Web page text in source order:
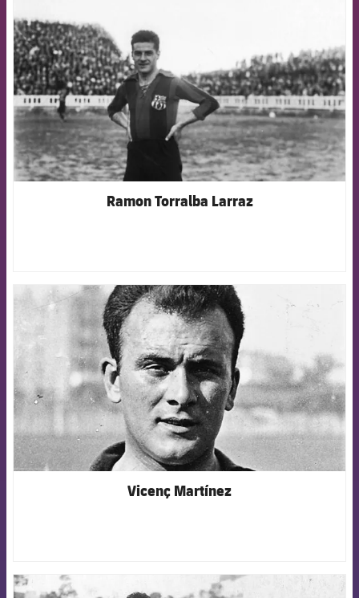
Ramon Torralba Larraz
FCB Barcelona badge
Vicenç Martínez
FCB Barcelona badge